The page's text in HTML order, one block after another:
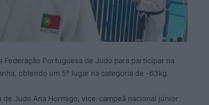
Portuguesa de Judo para participar na
obtendo um 5º lugar na categoria de -63kg.
Judo Ana Hormigo, vice-campeã nacional júnior